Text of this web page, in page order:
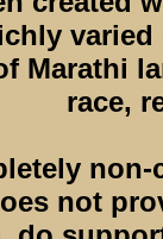
varied
Marathi
race,
not